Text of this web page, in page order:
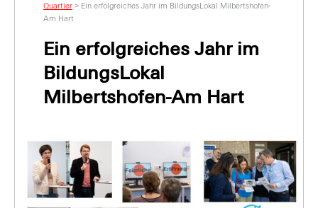
Quartier > Ein erfolgreiches Jahr im BildungsLokal Milbertshofen-
Am Hart
Ein erfolgreiches Jahr im
BildungsLokal
Milbertshofen-Am Hart